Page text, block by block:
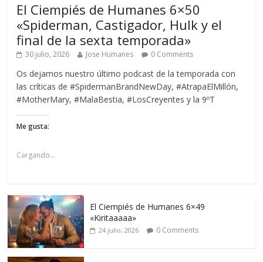
El Ciempiés de Humanes 6×50
«Spiderman, Castigador, Hulk y el
final de la sexta temporada»
30 julio, 2026 Jose Humanes 0 Comments
Os dejamos nuestro último podcast de la temporada con
las críticas de #SpidermanBrandNewDay, #AtrapaElMillón,
#MotherMary, #MalaBestia, #LosCreyentes y la 9ºT
Me gusta:
Cargando...
El Ciempiés de Humanes 6×49
«Kiritaaaaa»
24 julio, 2026 0 Comments